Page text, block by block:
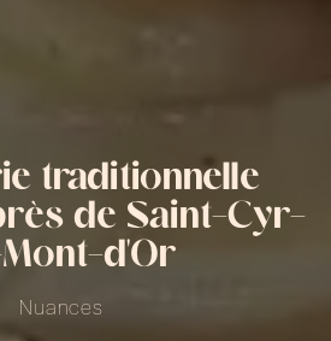
traditionnelle
de Saint-Cyr-
d'Or
Nuances